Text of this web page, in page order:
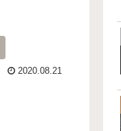
2020.08.21